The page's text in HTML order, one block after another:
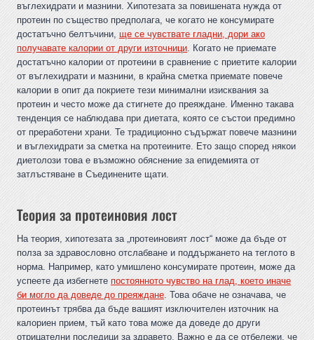
въглехидрати и мазнини. Хипотезата за повишената нужда от
протеин по същество предполага, че когато не консумирате
достатъчно белтъчини, ще се чувствате гладни, дори ако
получавате калории от други източници. Когато не приемате
достатъчно калории от протеини в сравнение с приетите калории
от въглехидрати и мазнини, в крайна сметка приемате повече
калории в опит да покриете тези минимални изисквания за
протеин и често може да стигнете до преяждане. Именно такава
тенденция се наблюдава при диетата, която се състои предимно
от преработени храни. Те традиционно съдържат повече мазнини
и въглехидрати за сметка на протеините. Ето защо според някои
диетолози това е възможно обяснение за епидемията от
затлъстяване в Съединените щати.
Теория за протеиновия лост
На теория, хипотезата за „протеиновият лост“ може да бъде от
полза за здравословно отслабване и поддържането на теглото в
норма. Например, като умишлено консумирате протеин, може да
успеете да избегнете постоянното чувство на глад, което иначе
би могло да доведе до преяждане. Това обаче не означава, че
протеинът трябва да бъде вашият изключителен източник на
калориен прием, тъй като това може да доведе до други
отрицателни последици за здравето. Важно е да се отбележи, че